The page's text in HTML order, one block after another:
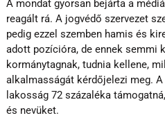
A mondat gyorsan bejárta a
reagált rá. A jogvédő szervezet
pedig ezzel szemben hamis és
adott pozícióra, de ennek semmi
kormánytagnak, tudnia kellene,
alkalmasságát kérdőjelezi meg.
lakosság 72 százaléka
és nevüket.